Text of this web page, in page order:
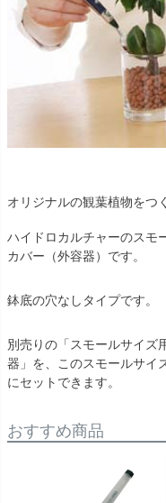
オリジナルの観葉植物をつ
ハイドロカルチャーのスモ
カバー（外容器）です。
鉢底の穴なしタイプです。
別売りの「スモールサイズ
器」を、このスモールサイ
にセットできます。
おすすめ商品